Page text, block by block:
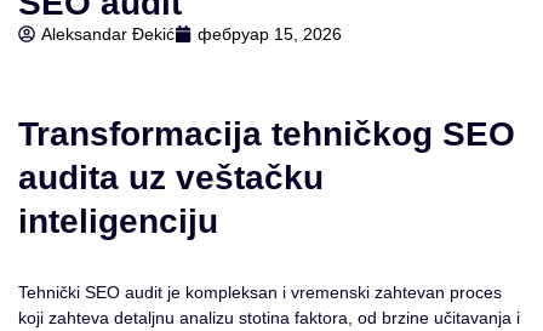
Aleksandar Đekić фебруар 15, 2026
Transformacija tehničkog SEO
audita uz veštačku
inteligenciju
Tehnički SEO audit je kompleksan i vremenski zahtevan proces
koji zahteva detaljnu analizu stotina faktora, od brzine učitavanja i